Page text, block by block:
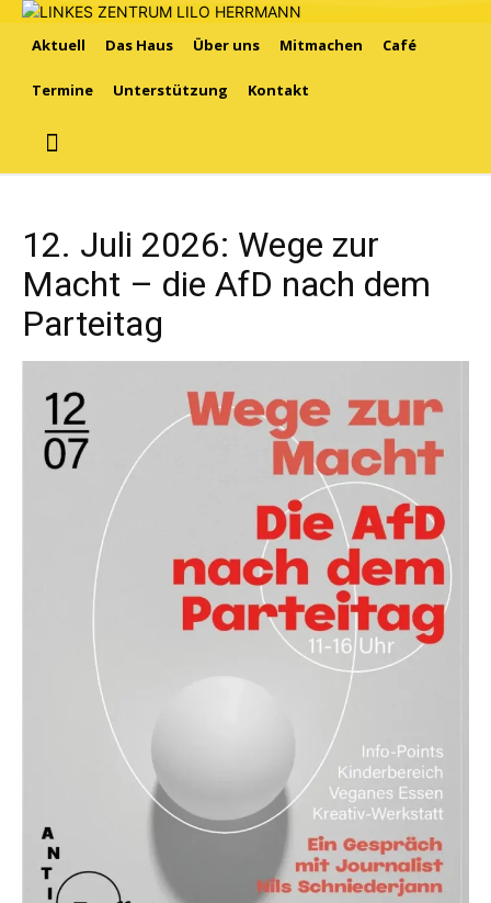
Aktuell Das Haus Über uns Mitmachen Café
Termine Unterstützung Kontakt
12. Juli 2026: Wege zur
Macht – die AfD nach dem
Parteitag